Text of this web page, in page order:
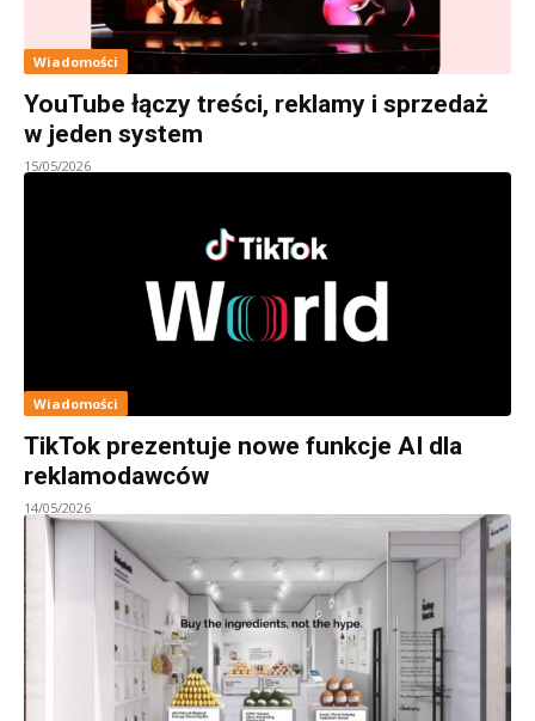
Wiadomości
YouTube łączy treści, reklamy i sprzedaż
w jeden system
15/05/2026
Wiadomości
TikTok prezentuje nowe funkcje AI dla
reklamodawców
14/05/2026